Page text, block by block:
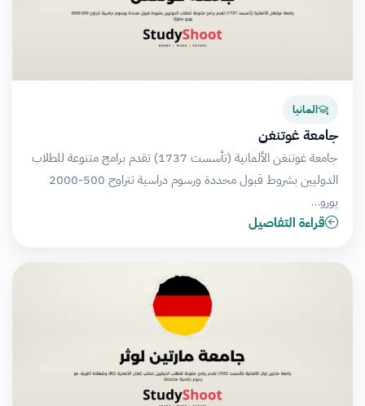
المانيا
جامعة غوتنغن
جامعة غوتنغن الألمانية (تأسست 1737) تقدم برامج متنوعة للطلاب
الدوليين بشروط قبول محددة ورسوم دراسية تتراوح 500-2000
يورو…
قراءة التفاصيل